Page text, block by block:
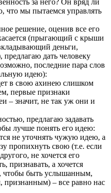
за него? Он вряд ли
что мы пытаемся управлять
решение, оценив все его
(прыгающий с крыши
деньги,
предлагаю дать человеку
последние пара слов
идею):
в свою ахинею слишком
первые признаки
– значит, не так уж они и
предлагаю задавать
лучше понять его идею:
не уточнять чужую идею, а
пропихнуть свою (т.е. если
не хочется его
признавать, а хочется
чтобы быть услышанным,
– все равно нас